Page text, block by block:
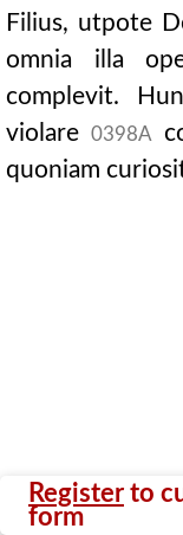
Filius, utpote
omnia illa
complevit.
violare
0398A
quoniam
Register to
form